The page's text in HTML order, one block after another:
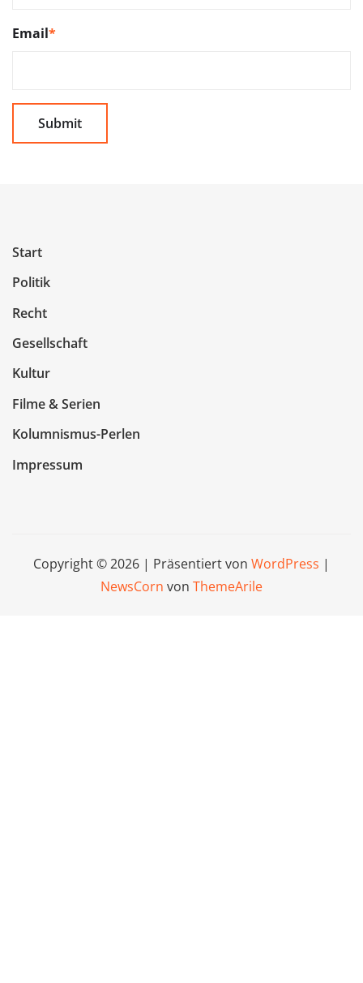
Email*
Start
Politik
Recht
Gesellschaft
Kultur
Filme & Serien
Kolumnismus-Perlen
Impressum
Copyright © 2026 | Präsentiert von WordPress |
NewsCorn von ThemeArile